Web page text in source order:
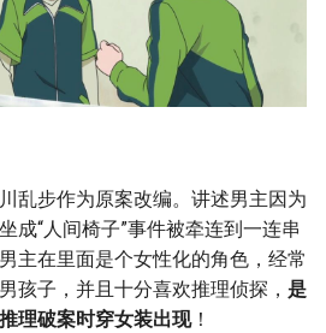
乱步作为原案改编。讲述男主因为
成“人间椅子”事件被牵连到一连串
主在里面是个女性化的角色，经常
孩子，并且十分喜欢推理侦探， 是
理破案时穿女装出现！